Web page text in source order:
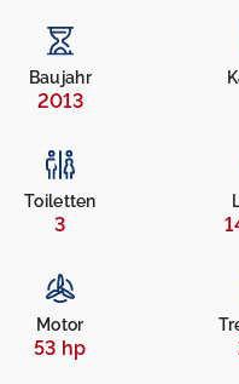
Baujahr
2013
Toiletten
3
Motor
53 hp